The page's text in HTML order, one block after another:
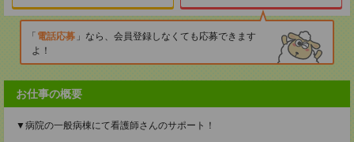
電話応募
なら、会員登録しなくても応募できます
よ！
お仕事の概要
▼病院の一般病棟にて看護師さんのサポート！